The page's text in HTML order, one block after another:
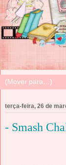
terça-feira, 26 de
- Smash